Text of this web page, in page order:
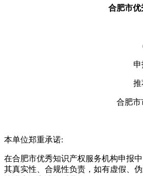
合肥市优
推
合肥市
本单位郑重承诺:
在合肥市优秀知识产权服务机构申报
其真实性、合规性负责，如有虚假、